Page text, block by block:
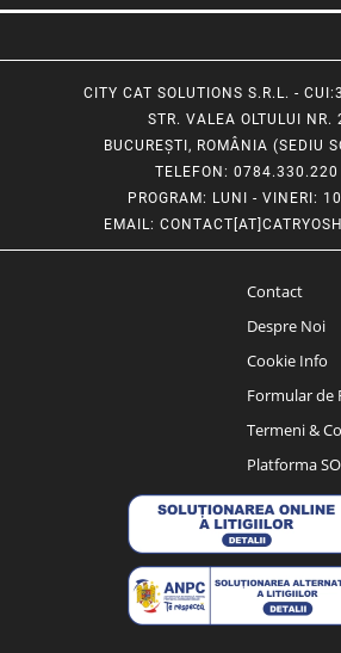
CITY CAT SOLUTIONS S.R.L. -
STR. VALEA OLTULUI NR.
BUCUREȘTI, ROMÂNIA (SEDIU
TELEFON : 0784.330.220
PROGRAM: LUNI - VINERI:
EMAIL:
Contact
Despre Noi
Cookie Info
Formular de
Termeni &
Platforma